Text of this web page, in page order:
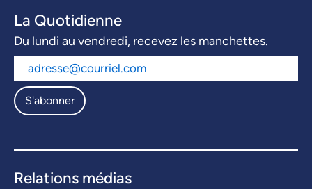
La Quotidienne
Du lundi au vendredi, recevez les manchettes.
S'abonner
Relations médias